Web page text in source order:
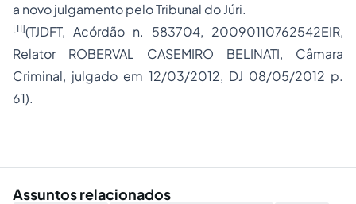
a novo julgamento pelo Tribunal do Júri.
[11](TJDFT, Acórdão n. 583704, 20090110762542EIR,
Relator ROBERVAL CASEMIRO BELINATI, Câmara
Criminal, julgado em 12/03/2012, DJ 08/05/2012 p.
61).
Assuntos relacionados